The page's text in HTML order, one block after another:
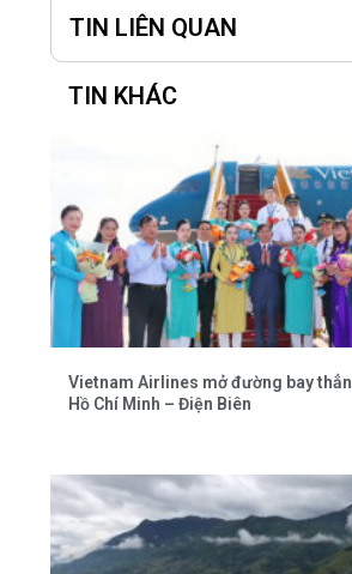
TIN LIÊN QUAN
TIN KHÁC
Vietnam Airlines mở đường bay
Hồ Chí Minh – Điện Biên